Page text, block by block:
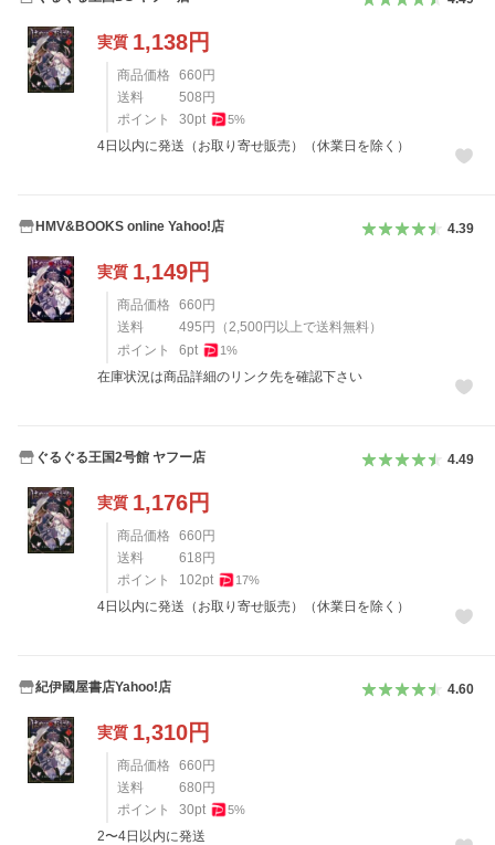
実質 1,138円
商品価格 660 円
送料
508 円
ポイント
30pt 5%
4日以内に発送（お取り寄せ販売）（休業日を除く）
HMV&BOOKS online Yahoo!店 4.39
実質 1,149円
商品価格 660 円
送料
495 円 （2,500 円以上で送料無料）
ポイント
6pt 1%
在庫状況は商品詳細のリンク先を確認下さい
ぐるぐる王国2号館 ヤフー店 4.49
実質 1,176円
商品価格 660 円
送料
618 円
ポイント
102pt 17%
4日以内に発送（お取り寄せ販売）（休業日を除く）
紀伊國屋書店Yahoo!店 4.60
実質 1,310円
商品価格 660 円
送料
680 円
ポイント
30pt 5%
2〜4日以内に発送